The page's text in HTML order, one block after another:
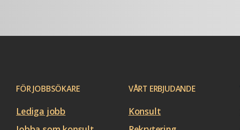
FÖR JOBBSÖKARE
Lediga jobb
VÅRT ERBJUDANDE
Konsult